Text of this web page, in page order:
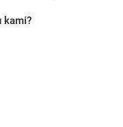
kami?